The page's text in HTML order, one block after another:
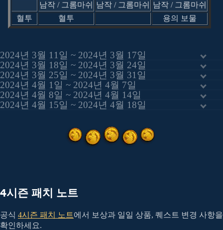
남작 / 그롬마쉬
남작 / 그롬마쉬
남작 / 그롬마쉬
혈투
혈투 용의 보물
2024년 3월 11일 ~ 2024년 3월 17일
2024년 3월 18일 ~ 2024년 3월 24일
2024년 3월 25일 ~ 2024년 3월 31일
2024년 4월 1일 ~ 2024년 4월 7일
2024년 4월 8일 ~ 2024년 4월 14일
2024년 4월 15일 ~ 2024년 4월 18일
4시즌 패치 노트
공식 4시즌 패치 노트에서 보상과 일일 상품, 퀘스트 변경 사항을
확인하세요.